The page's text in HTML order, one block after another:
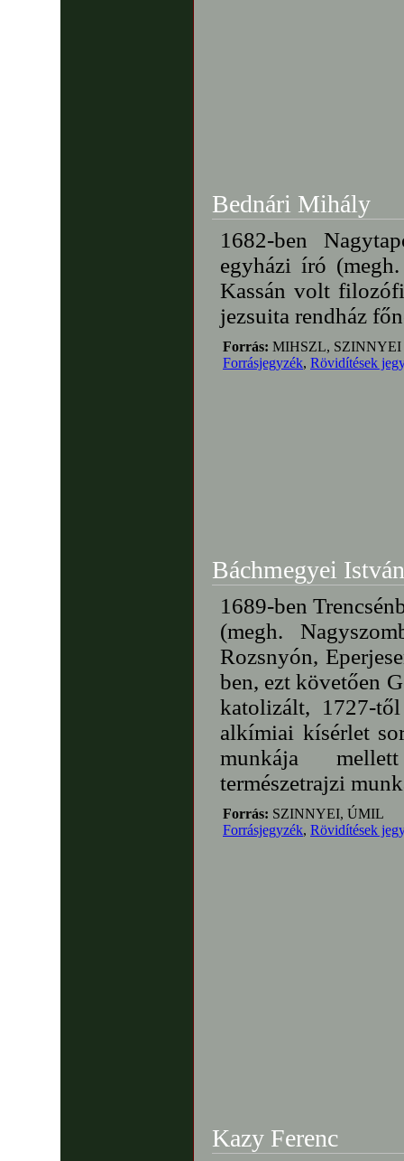
Bednári Mihály
1682-ben
egyházi író
Kassán volt
jezsuita rendház
Forrás: MIHSZL, SZINNYEI
Forrásjegyzék, Rövidítések
Báchmegyei
1689-ben
(megh.
Rozsnyón,
ben, ezt követően
katolizált, 1727-
alkímiai kísérlet
munkája
természetrajzi
Forrás: SZINNYEI, ÚMIL
Forrásjegyzék, Rövidítések
Kazy Ferenc